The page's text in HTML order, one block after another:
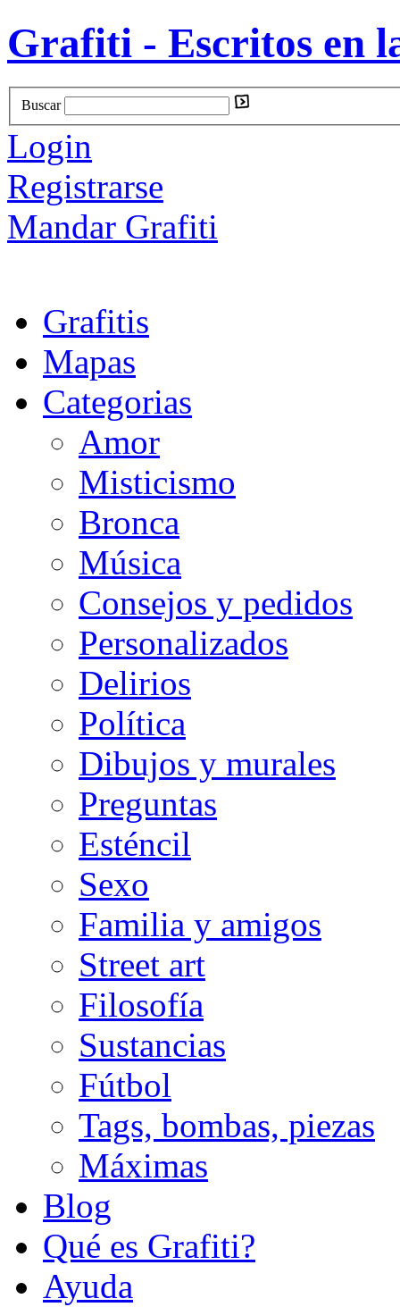
Grafiti - Escritos en
Buscar
Login
Registrarse
Mandar Grafiti
Grafitis
Mapas
Categorias
Amor
Misticismo
Bronca
Música
Consejos y pedidos
Personalizados
Delirios
Política
Dibujos y murales
Preguntas
Esténcil
Sexo
Familia y amigos
Street art
Filosofía
Sustancias
Fútbol
Tags, bombas, piezas
Máximas
Blog
Qué es Grafiti?
Ayuda